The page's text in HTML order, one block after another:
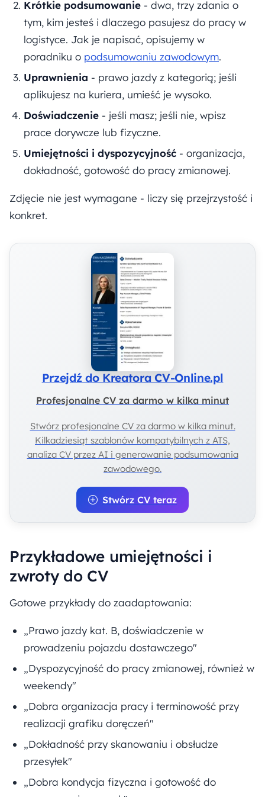
Krótkie podsumowanie - dwa, trzy zdania o
tym, kim jesteś i dlaczego pasujesz do pracy w
logistyce. Jak je napisać, opisujemy w
poradniku o podsumowaniu zawodowym.
Uprawnienia - prawo jazdy z kategorią; jeśli
aplikujesz na kuriera, umieść je wysoko.
Doświadczenie - jeśli masz; jeśli nie, wpisz
prace dorywcze lub fizyczne.
Umiejętności i dyspozycyjność - organizacja,
dokładność, gotowość do pracy zmianowej.
Zdjęcie nie jest wymagane - liczy się przejrzystość i
konkret.
Przejdź do Kreatora CV-Online.pl
Profesjonalne CV za darmo w kilka minut
Stwórz profesjonalne CV za darmo w kilka minut.
Kilkadziesiąt szablonów kompatybilnych z ATS,
analiza CV przez AI i generowanie podsumowania
zawodowego.
Stwórz CV teraz
Przykładowe umiejętności i
zwroty do CV
Gotowe przykłady do zaadaptowania:
„Prawo jazdy kat. B, doświadczenie w
prowadzeniu pojazdu dostawczego"
„Dyspozycyjność do pracy zmianowej, również w
weekendy"
„Dobra organizacja pracy i terminowość przy
realizacji grafiku doręczeń"
„Dokładność przy skanowaniu i obsłudze
przesyłek"
„Dobra kondycja fizyczna i gotowość do